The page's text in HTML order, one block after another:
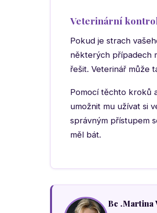
Veterinární
Pokud je strach
některých případech
řešit. Veterinář může
Pomocí těchto kroků
umožnit mu užívat si
správným přístupem
měl bát.
Bc .Martina